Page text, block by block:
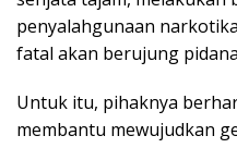
penyalahgunaan
fatal akan berujung
Untuk itu, pihaknya
membantu mewujudkan